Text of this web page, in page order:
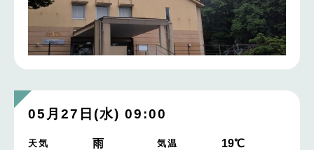
05月27日(水) 09:00
天気 雨 気温 19℃